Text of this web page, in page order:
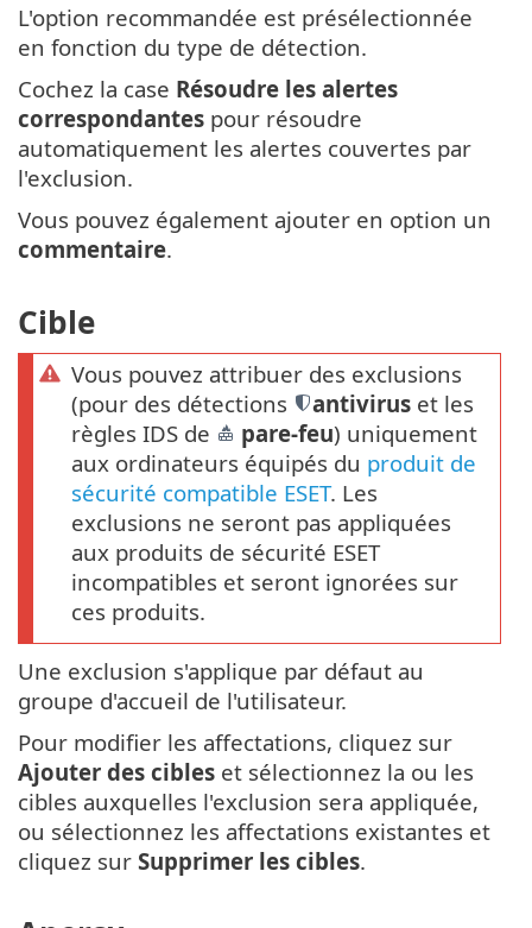
L'option recommandée est présélectionnée
en fonction du type de détection.
Cochez la case Résoudre les alertes
correspondantes pour résoudre
automatiquement les alertes couvertes par
l'exclusion.
Vous pouvez également ajouter en option un
commentaire.
Cible
Vous pouvez attribuer des exclusions
(pour des détections
antivirus et les
règles IDS de
pare-feu) uniquement
aux ordinateurs équipés du produit de
sécurité compatible ESET. Les
exclusions ne seront pas appliquées
aux produits de sécurité ESET
incompatibles et seront ignorées sur
ces produits.
Une exclusion s'applique par défaut au
groupe d'accueil de l'utilisateur.
Pour modifier les affectations, cliquez sur
Ajouter des cibles et sélectionnez la ou les
cibles auxquelles l'exclusion sera appliquée,
ou sélectionnez les affectations existantes et
cliquez sur Supprimer les cibles.